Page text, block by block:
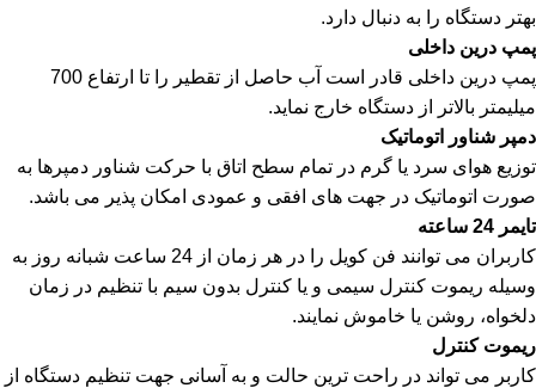
بهتر دستگاه را به دنبال دارد.
پمپ درین داخلی
پمپ درین داخلی قادر است آب حاصل از تقطیر را تا ارتفاع 700
میلیمتر بالاتر از دستگاه خارج نماید.
دمپر شناور اتوماتیک
توزیع هوای سرد یا گرم در تمام سطح اتاق با حرکت شناور دمپرها به
صورت اتوماتیک در جهت های افقی و عمودی امکان پذیر می باشد.
تایمر 24 ساعته
کاربران می توانند فن کویل را در هر زمان از 24 ساعت شبانه روز به
وسیله ریموت کنترل سیمی و یا کنترل بدون سیم با تنظیم در زمان
دلخواه، روشن یا خاموش نمایند.
ریموت کنترل
کاربر می تواند در راحت ترین حالت و به آسانی جهت تنظیم دستگاه از